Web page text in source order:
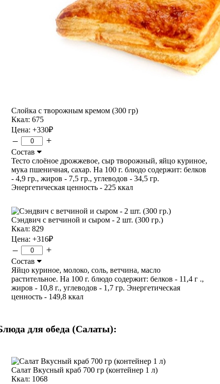
Слойка с творожным кремом (300 гр)
Ккал: 675
Цена: +330₽
– +
Состав
Тесто слоёное дрожжевое, сыр творожный, яйцо куриное,
мука пшеничная, сахар. На 100 г. блюдо содержит: белков
- 4,9 гр., жиров - 7,5 гр., углеводов - 34,5 гр.
Энергетическая ценность - 225 ккал
Сэндвич с ветчиной и сыром - 2 шт. (300 гр.)
Ккал: 829
Цена: +316₽
– +
Состав
Яйцо куриное, молоко, соль, ветчина, масло
растительное. На 100 г. блюдо содержит: белков - 11,4 г .,
жиров - 10,8 г., углеводов - 1,7 гр. Энергетическая
ценность - 149,8 ккал
для обеда (Салаты):
Салат Вкусный краб 700 гр (контейнер 1 л)
Ккал: 1068